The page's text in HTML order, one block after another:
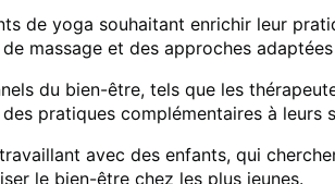
de yoga souhaitant enrichir leur
massage et des approches
du bien-être, tels que les
pratiques complémentaires à leurs
avec des enfants, qui
le bien-être chez les plus jeunes.